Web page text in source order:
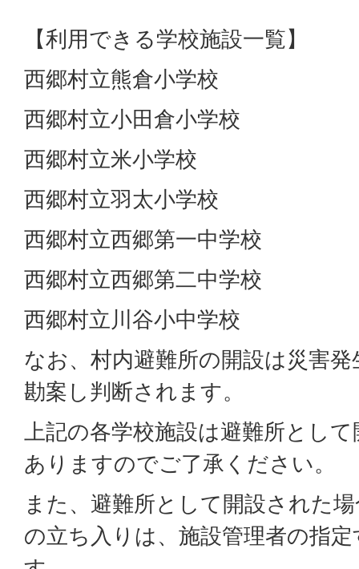
【利用できる学校施設一覧】
西郷村立熊倉小学校
西郷村立小田倉小学校
西郷村立米小学校
西郷村立羽太小学校
西郷村立西郷第一中学校
西郷村立西郷第二中学校
西郷村立川谷小中学校
なお、村内避難所の開設は災害
勘案し判断されます。
上記の各学校施設は避難所とし
ありますのでご了承ください。
また、避難所として開設された
の立ち入りは、施設管理者の指